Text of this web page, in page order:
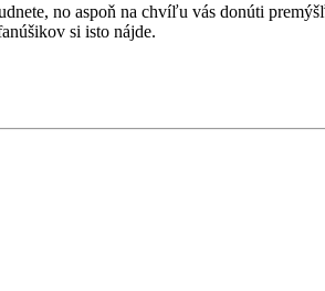
no aspoň na chvíľu vás donúti
si isto nájde.